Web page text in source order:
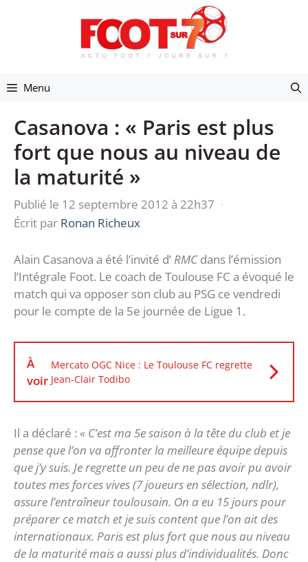
Menu
Casanova : « Paris est plus
fort que nous au niveau de
la maturité »
Publié le 12 septembre 2012 à 22h37 ·
Écrit par Ronan Richeux
Alain Casanova a été l’invité d’ RMCdans l’émission
l’Intégrale Foot. Le coach de Toulouse FC a évoqué le
match qui va opposer son club au PSG ce vendredi
pour le compte de la 5e journée de Ligue 1.
À
voir
Mercato OGC Nice : Le Toulouse FC regrette
Jean-Clair Todibo
Il a déclaré : « C’est ma 5e saison à la tête du club et je
pense que l’on va affronter la meilleure équipe depuis
que j’y suis. Je regrette un peu de ne pas avoir pu avoir
toutes mes forces vives (7 joueurs en sélection, ndlr),
assure l’entraîneur toulousain. On a eu 15 jours pour
préparer ce match et je suis content que l’on ait des
internationaux. Paris est plus fort que nous au niveau
de la maturité mais a aussi plus d’individualités. Donc